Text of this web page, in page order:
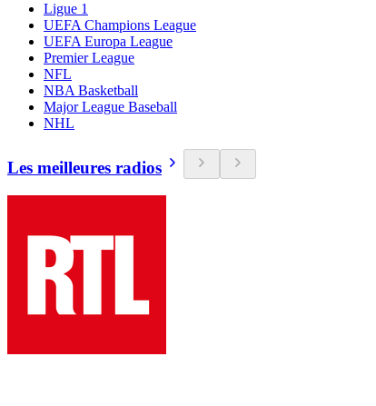
Ligue 1
UEFA Champions League
UEFA Europa League
Premier League
NFL
NBA Basketball
Major League Baseball
NHL
Les meilleures radios